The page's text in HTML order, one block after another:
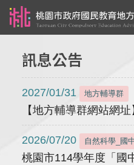
訊息公告
2027/01/31 地方輔導群
【地方輔導群網站網址
2026/07/20 自然科學_國
桃園市114學年度「國